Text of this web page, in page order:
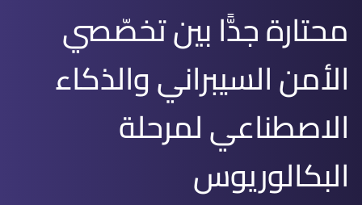
محتارة جدًّا بين تخصّصي
الأمن السيبراني والذكاء
الاصطناعي لمرحلة
البكالوريوس